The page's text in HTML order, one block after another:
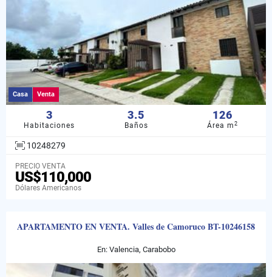
Casa Venta
3
Habitaciones
3.5
Baños
126
Área m2
10248279
PRECIO VENTA
US$110,000
Dólares Americanos
APARTAMENTO EN VENTA. Valles de Camoruco BT-10246158
En: Valencia, Carabobo